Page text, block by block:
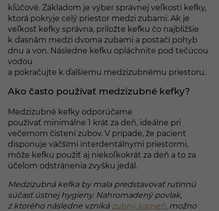
kľúčové. Základom je výber správnej veľkosti kefky,
ktorá pokryje celý priestor medzi zubami. Ak je
veľkosť kefky správna, priložte kefku čo najbližšie
k ďasnám medzi dvoma zubami a postačí pohyb
dnu a von. Následne kefku opláchnite pod tečúcou
vodou
a pokračujte k ďalšiemu medzizubnému priestoru.
Ako často používať medzizubné kefky?
Medzizubné kefky odporúčame
používať minimálne 1 krát za deň, ideálne pri
večernom čistení zubov. V prípade, že pacient
disponuje väčšími interdentálnymi priestormi,
môže kefku použiť aj niekoľkokrát za deň a to za
účelom odstránenia zvyšku jedál.
Medzizubná kefka by mala predstavovať rutinnú
súčasť ústnej hygieny. Nahromadený povlak,
z ktorého následne vzniká zubný kameň, možno